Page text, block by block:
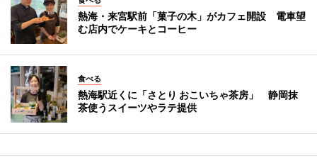
熱海・来宮駅前「菓子の木」がカフェ開設 電車望
む店内でケーキとコーヒー
食べる
熱海駅近くに「さとり おこいちゃ茶房」 静岡抹
茶使うスイーツやラテ提供